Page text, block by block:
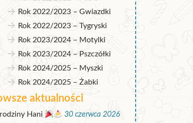
Rok 2022/2023 – Gwiazdki
Rok 2022/2023 – Tygryski
Rok 2023/2024 – Motylki
Rok 2023/2024 – Pszczółki
Rok 2024/2025 – Myszki
Rok 2024/2025 – Żabki
aktualności
Hani
30 czerwca 2026